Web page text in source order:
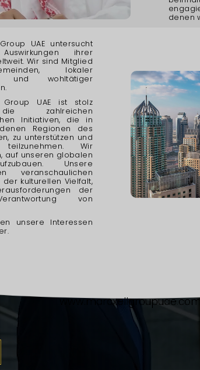
denen
UAE untersucht
ihrer
Wir sind Mitglied
lokaler
und wohltätiger
UAE ist stolz
zahlreichen
Initiativen, die in
Regionen des
zu unterstützen und
Wir
auf unseren globalen
Unsere
veranschaulichen
kulturellen Vielfalt,
der
von
unsere Interessen